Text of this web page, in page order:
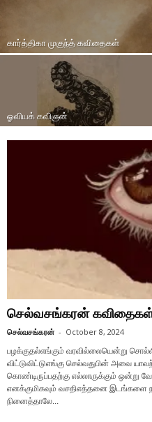
கார்த்திகா முகுந்த் கவிதைகள்
ஓவியக் கவிஞன்
செல்வசங்கரன்
செல்வசங்கரன் - October 8, 2024
பழக்குதல்எங்கும் வரவில்லையென்று
விட்டுவிட்டுஎங்கு செல்வதுபின் அவை
கொண்டிருப்பதற்கு எல்லாருக்கும்
எனக்குமிகவும் வசதிஎத்தனை
நினைத்தாலே...